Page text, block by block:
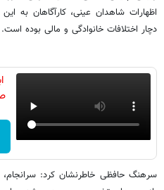
اظهارات شاهدان عینی، کارآگاهان به
دچار اختلافات خانوادگی و مالی بوده است.
سرهنگ حافظی خاطرنشان کرد: